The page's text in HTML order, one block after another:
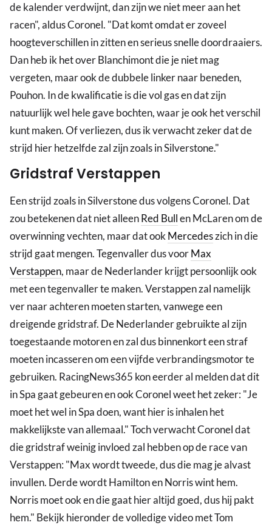
de kalender verdwijnt, dan zijn we niet meer aan het
racen", aldus Coronel. "Dat komt omdat er zoveel
hoogteverschillen in zitten en serieus snelle doordraaiers.
Dan heb ik het over Blanchimont die je niet mag
vergeten, maar ook de dubbele linker naar beneden,
Pouhon. In de kwalificatie is die vol gas en dat zijn
natuurlijk wel hele gave bochten, waar je ook het verschil
kunt maken. Of verliezen, dus ik verwacht zeker dat de
strijd hier hetzelfde zal zijn zoals in Silverstone."
Gridstraf Verstappen
Een strijd zoals in Silverstone dus volgens Coronel. Dat
zou betekenen dat niet alleenRed Bullen McLaren om de
overwinning vechten, maar dat ookMercedeszich in die
strijd gaat mengen. Tegenvaller dus voorMax
Verstappen, maar de Nederlander krijgt persoonlijk ook
met een tegenvaller te maken. Verstappen zal namelijk
ver naar achteren moeten starten, vanwege een
dreigende gridstraf. De Nederlander gebruikte al zijn
toegestaande motoren en zal dus binnenkort een straf
moeten incasseren om een vijfde verbrandingsmotor te
gebruiken. RacingNews365 kon eerder al melden dat dit
in Spa gaat gebeuren en ook Coronel weet het zeker: "Je
moet het wel in Spa doen, want hier is inhalen het
makkelijkste van allemaal." Toch verwacht Coronel dat
die gridstraf weinig invloed zal hebben op de race van
Verstappen: "Max wordt tweede, dus die mag je alvast
invullen. Derde wordt Hamilton en Norris wint hem.
Norris moet ook en die gaat hier altijd goed, dus hij pakt
hem." Bekijk hieronder de volledige video met Tom